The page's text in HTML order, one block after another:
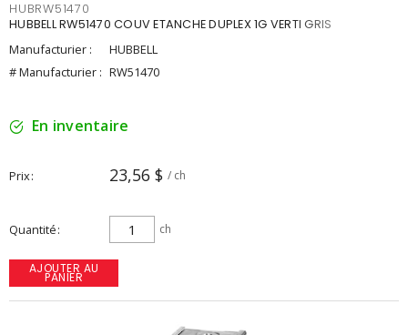
HUBRW51470
HUBBELL RW51470 COUV ETANCHE DUPLEX 1G VERTI GRIS
Manufacturier :
HUBBELL
# Manufacturier : RW51470
En inventaire
Prix 23,56 $ / ch
Quantité ch
AJOUTER AU
PANIER